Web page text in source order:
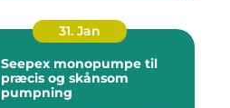
31. Jan
Seepex monopumpe til
præcis og skånsom
pumpning